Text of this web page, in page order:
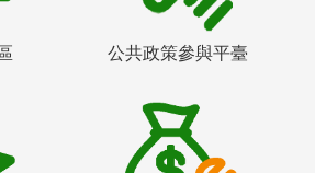
公共政策參與平臺